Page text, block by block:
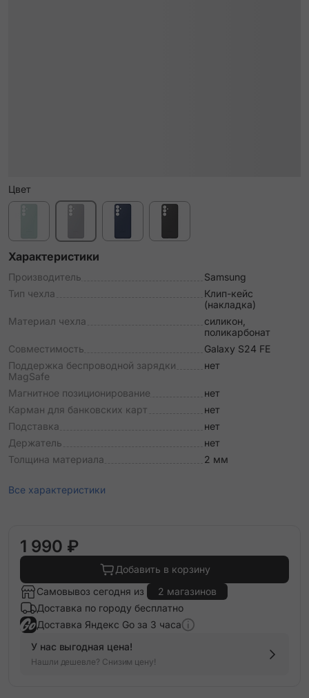
Цвет
Характеристики
Производитель
Samsung
Тип чехла
Клип-кейс
(накладка)
Материал чехла
силикон,
поликарбонат
Совместимость
Galaxy S24 FE
Поддержка беспроводной зарядки
MagSafe
нет
Магнитное позиционирование
нет
Карман для банковских карт
нет
Подставка
нет
Держатель
нет
Толщина материала
2 мм
Все характеристики
1 990 ₽
Добавить в корзину
Самовывоз сегодня из
2 магазинов
Доставка по городу бесплатно
Доставка Яндекс Go за 3 часа
У нас выгодная цена!
Нашли дешевле? Снизим цену!